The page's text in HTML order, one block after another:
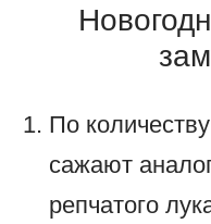
По
сажают
репчатого